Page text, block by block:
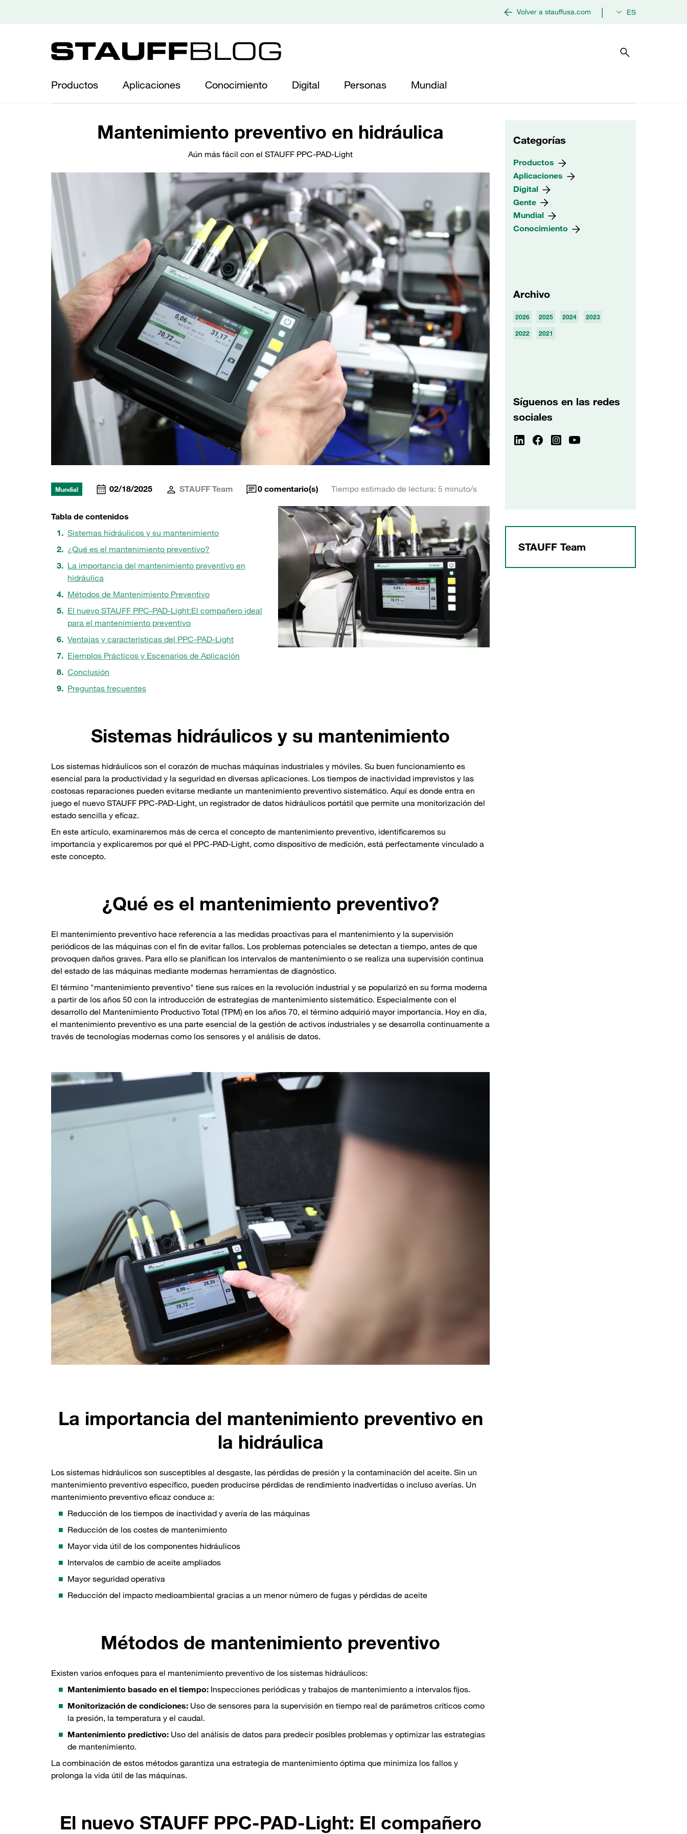
Volver a stauffusa.com ES
Productos Aplicaciones Conocimiento Digital Personas Mundial
Mantenimiento preventivo en hidráulica
Aún más fácil con el STAUFF PPC-PAD-Light
Mundial 02/18/2025 STAUFF Team 0 comentario(s) Tiempo estimado de lectura: 5 minuto/s
Tabla de contenidos
Sistemas hidráulicos y su mantenimiento
¿Qué es el mantenimiento preventivo?
La importancia del mantenimiento preventivo en
hidráulica
Métodos de Mantenimiento Preventivo
El nuevo STAUFF PPC-PAD-Light:El compañero ideal
para el mantenimiento preventivo
Ventajas y características del PPC-PAD-Light
Ejemplos Prácticos y Escenarios de Aplicación
Conclusión
Preguntas frecuentes
Sistemas hidráulicos y su mantenimiento
Los sistemas hidráulicos son el corazón de muchas máquinas industriales y móviles. Su buen funcionamiento es
esencial para la productividad y la seguridad en diversas aplicaciones. Los tiempos de inactividad imprevistos y las
costosas reparaciones pueden evitarse mediante un mantenimiento preventivo sistemático. Aquí es donde entra en
juego el nuevo STAUFF PPC-PAD-Light, un registrador de datos hidráulicos portátil que permite una monitorización del
estado sencilla y eficaz.
En este artículo, examinaremos más de cerca el concepto de mantenimiento preventivo, identificaremos su
importancia y explicaremos por qué el PPC-PAD-Light, como dispositivo de medición, está perfectamente vinculado a
este concepto.
¿Qué es el mantenimiento preventivo?
El mantenimiento preventivo hace referencia a las medidas proactivas para el mantenimiento y la supervisión
periódicos de las máquinas con el fin de evitar fallos. Los problemas potenciales se detectan a tiempo, antes de que
provoquen daños graves. Para ello se planifican los intervalos de mantenimiento o se realiza una supervisión continua
del estado de las máquinas mediante modernas herramientas de diagnóstico.
El término "mantenimiento preventivo" tiene sus raíces en la revolución industrial y se popularizó en su forma moderna
a partir de los años 50 con la introducción de estrategias de mantenimiento sistemático. Especialmente con el
desarrollo del Mantenimiento Productivo Total (TPM) en los años 70, el término adquirió mayor importancia. Hoy en día,
el mantenimiento preventivo es una parte esencial de la gestión de activos industriales y se desarrolla continuamente a
través de tecnologías modernas como los sensores y el análisis de datos.
La importancia del mantenimiento preventivo en
la hidráulica
Los sistemas hidráulicos son susceptibles al desgaste, las pérdidas de presión y la contaminación del aceite. Sin un
mantenimiento preventivo específico, pueden producirse pérdidas de rendimiento inadvertidas o incluso averías. Un
mantenimiento preventivo eficaz conduce a:
Reducción de los tiempos de inactividad y avería de las máquinas
Reducción de los costes de mantenimiento
Mayor vida útil de los componentes hidráulicos
Intervalos de cambio de aceite ampliados
Mayor seguridad operativa
Reducción del impacto medioambiental gracias a un menor número de fugas y pérdidas de aceite
Métodos de mantenimiento preventivo
Existen varios enfoques para el mantenimiento preventivo de los sistemas hidráulicos:
Mantenimiento basado en el tiempo: Inspecciones periódicas y trabajos de mantenimiento a intervalos fijos.
Monitorización de condiciones: Uso de sensores para la supervisión en tiempo real de parámetros críticos como
la presión, la temperatura y el caudal.
Mantenimiento predictivo: Uso del análisis de datos para predecir posibles problemas y optimizar las estrategias
de mantenimiento.
La combinación de estos métodos garantiza una estrategia de mantenimiento óptima que minimiza los fallos y
prolonga la vida útil de las máquinas.
El nuevo STAUFF PPC-PAD-Light: El compañero
Categorías
Productos
Aplicaciones
Digital
Gente
Mundial
Conocimiento
Archivo
2026 2025 2024
2023
2022
2021
Síguenos en las redes
sociales
STAUFF Team